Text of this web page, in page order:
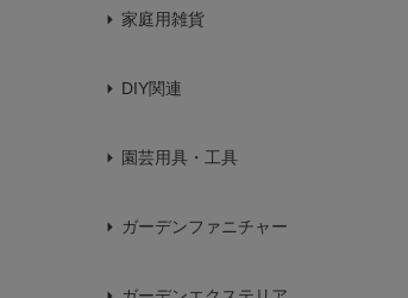
家庭用雑貨
DIY関連
園芸用具・工具
ガーデンファニチャー